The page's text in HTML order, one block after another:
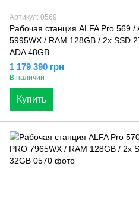
Артикул: 0569
Рабочая станция ALFA Pro 569
5995WX / RAM 128GB / 2х SSD
ADA 48GB
1 179 390 грн
В наличии
Купить